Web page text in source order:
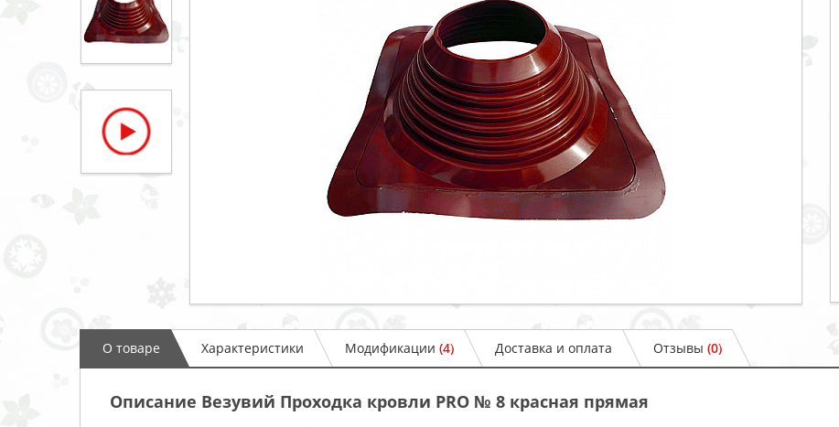
О товаре Характеристики Модификации (4) Доставка и оплата Отзывы (0)
Описание Везувий Проходка кровли PRO № 8 красная прямая